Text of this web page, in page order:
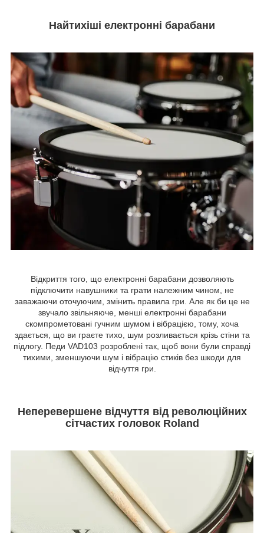
Найтихіші електронні барабани
Відкриття того, що електронні барабани дозволяють
підключити навушники та грати належним чином, не
заважаючи оточуючим, змінить правила гри. Але як би це не
звучало звільняюче, менші електронні барабани
скомпрометовані гучним шумом і вібрацією, тому, хоча
здається, що ви граєте тихо, шум розливається крізь стіни та
підлогу. Педи VAD103 розроблені так, щоб вони були справді
тихими, зменшуючи шум і вібрацію стиків без шкоди для
відчуття гри.
Неперевершене відчуття від революційних
сітчастих головок Roland